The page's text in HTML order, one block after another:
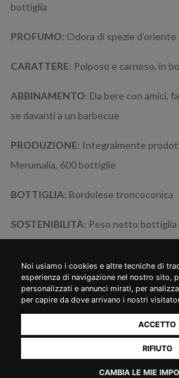
Noi usiamo i cookies e altre tecniche di
esperienza di navigazione nel nostro sito,
personalizzati e annunci mirati, per
per capire da dove arrivano i nostri
ACCETTO
RIFIUTO
CAMBIA LE MIE
bottiglia
PROFUMO: Odora di spezie
CARATTERE: Polposo e carnoso, in
ABBINAMENTO: Da bere con amici,
se davanti a un barbecue
PRODUZIONE: Integralmente
Merumalia, 600 bottiglie
BOTTIGLIA: Bordolese troncoconica
SOSTENIBILITÀ: Peso netto bottiglia
risparmio energetico in cantina